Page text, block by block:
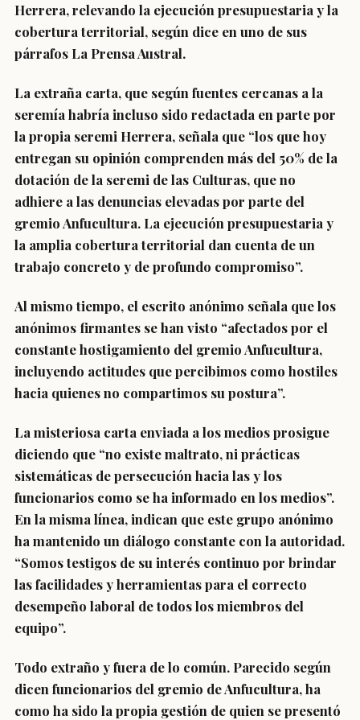
Herrera, relevando la ejecución presupuestaria y la
cobertura territorial, según dice en uno de sus
párrafos La Prensa Austral.
La extraña carta, que según fuentes cercanas a la
seremía habría incluso sido redactada en parte por
la propia seremi Herrera, señala que “los que hoy
entregan su opinión comprenden más del 50% de la
dotación de la seremi de las Culturas, que no
adhiere a las denuncias elevadas por parte del
gremio Anfucultura. La ejecución presupuestaria y
la amplia cobertura territorial dan cuenta de un
trabajo concreto y de profundo compromiso”.
Al mismo tiempo, el escrito anónimo señala que los
anónimos firmantes se han visto “afectados por el
constante hostigamiento del gremio Anfucultura,
incluyendo actitudes que percibimos como hostiles
hacia quienes no compartimos su postura”.
La misteriosa carta enviada a los medios prosigue
diciendo que “no existe maltrato, ni prácticas
sistemáticas de persecución hacia las y los
funcionarios como se ha informado en los medios”.
En la misma línea, indican que este grupo anónimo
ha mantenido un diálogo constante con la autoridad.
“Somos testigos de su interés continuo por brindar
las facilidades y herramientas para el correcto
desempeño laboral de todos los miembros del
equipo”.
Todo extraño y fuera de lo común. Parecido según
dicen funcionarios del gremio de Anfucultura, ha
como ha sido la propia gestión de quien se presentó